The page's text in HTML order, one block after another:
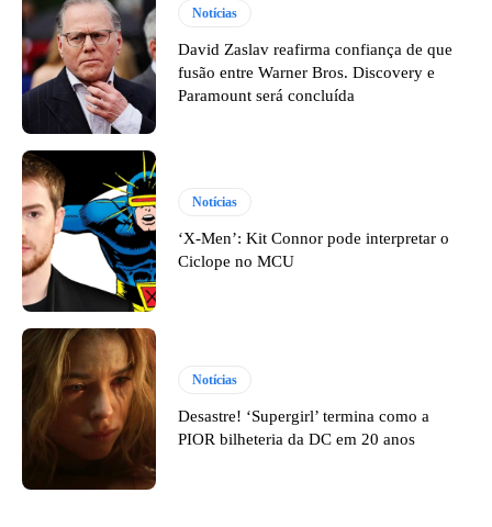
Notícias
David Zaslav reafirma confiança de que
fusão entre Warner Bros. Discovery e
Paramount será concluída
Notícias
‘X-Men’: Kit Connor pode interpretar o
Ciclope no MCU
Notícias
Desastre! ‘Supergirl’ termina como a
PIOR bilheteria da DC em 20 anos